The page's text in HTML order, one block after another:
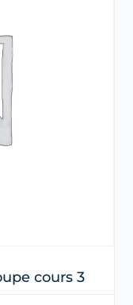
cours 3